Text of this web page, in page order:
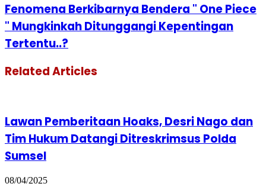
Fenomena Berkibarnya Bendera " One Piece
" Mungkinkah Ditunggangi Kepentingan
Tertentu..?
Related Articles
Lawan Pemberitaan Hoaks, Desri Nago dan
Tim Hukum Datangi Ditreskrimsus Polda
Sumsel
08/04/2025